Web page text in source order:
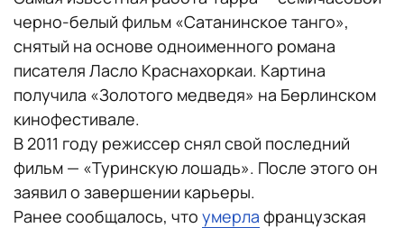
черно-белый фильм «Сатанинское танго»,
снятый на основе одноименного романа
писателя Ласло Краснахоркаи. Картина
получила «Золотого медведя» на Берлинском
кинофестивале.
В 2011 году режиссер снял свой последний
фильм — «Туринскую лошадь». После этого он
заявил о завершении карьеры.
Ранее сообщалось, что умерла французская